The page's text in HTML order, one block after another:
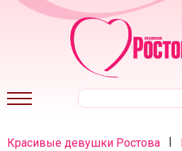
Красивые девушки Ростова |